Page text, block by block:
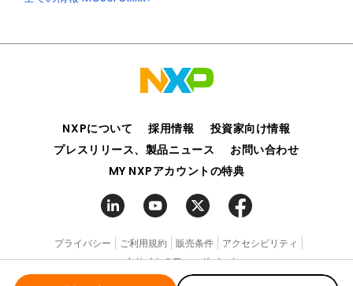
Event Generator (EVTG), dual 1.6MSps 12-bit ADC and
extremely cost-effective solution for power
conversion and motor control applications.
For additional information and sample availability,
contact your localNXP®Sales OfficeorNXP Authorized
Distributor.
NXPについて 採用情報
投資家向け情報
プレスリリース、製品ニュース
お問い合わせ
MY NXPアカウントの特典
プライバシー ご利用規約 販売条件
アクセシビリティ
webサイトのフィードバック